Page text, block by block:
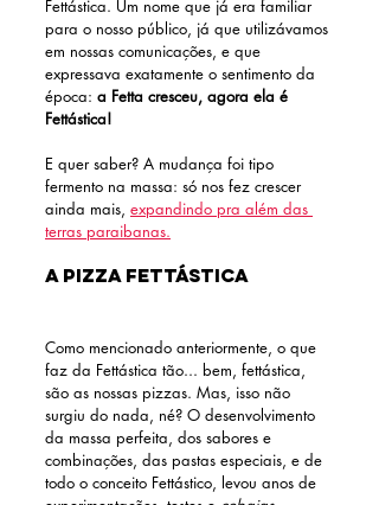
Fettástica. Um nome que já era familiar
para o nosso público, já que utilizávamos
em nossas comunicações, e que
expressava exatamente o sentimento da
época: a Fetta cresceu, agora ela é
Fettástica!
E quer saber? A mudança foi tipo
fermento na massa: só nos fez crescer
ainda mais, expandindo pra além das
terras paraibanas.
A pizza Fettástica
Como mencionado anteriormente, o que
faz da Fettástica tão... bem, fettástica,
são as nossas pizzas. Mas, isso não
surgiu do nada, né? O desenvolvimento
da massa perfeita, dos sabores e
combinações, das pastas especiais, e de
todo o conceito Fettástico, levou anos de